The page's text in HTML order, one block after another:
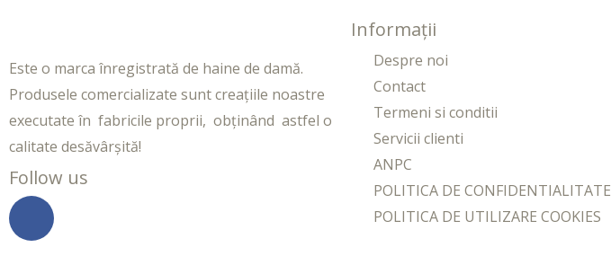
Este o marca înregistrată de haine de damă.
Produsele comercializate sunt creațiile noastre
executate în fabricile proprii, obținând astfel o
calitate desăvârșită!
Follow us
Informații
Despre noi
Contact
Termeni si conditii
Servicii clienti
ANPC
POLITICA DE CONFIDENTIALITATE
POLITICA DE UTILIZARE COOKIES